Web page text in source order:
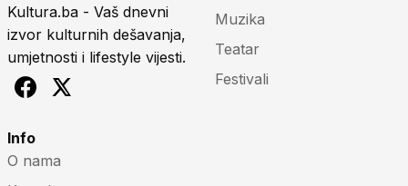
Kultura.ba - Vaš dnevni
izvor kulturnih dešavanja,
umjetnosti i lifestyle vijesti.
Muzika
Teatar
Festivali
Info
O nama